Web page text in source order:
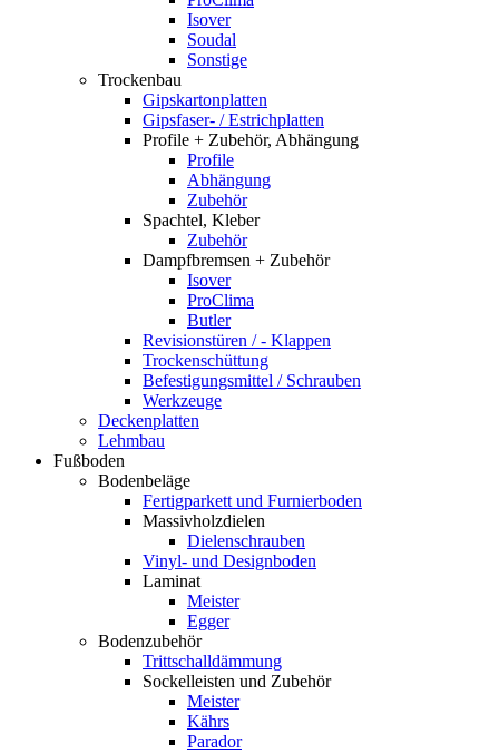
Isover
Soudal
Sonstige
Trockenbau
Gipskartonplatten
Gipsfaser- / Estrichplatten
Profile + Zubehör, Abhängung
Profile
Abhängung
Zubehör
Spachtel, Kleber
Zubehör
Dampfbremsen + Zubehör
Isover
ProClima
Butler
Revisionstüren / - Klappen
Trockenschüttung
Befestigungsmittel / Schrauben
Werkzeuge
Deckenplatten
Lehmbau
Fußboden
Bodenbeläge
Fertigparkett und Furnierboden
Massivholzdielen
Dielenschrauben
Vinyl- und Designboden
Laminat
Meister
Egger
Bodenzubehör
Trittschalldämmung
Sockelleisten und Zubehör
Meister
Kährs
Parador